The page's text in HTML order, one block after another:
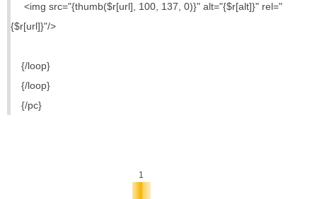
<img src="{thumb($r[url], 100, 137, 0)}" alt="{$r[alt]}" rel="
{$r[url]}"/>
{/loop}
{/loop}
{/pc}
1